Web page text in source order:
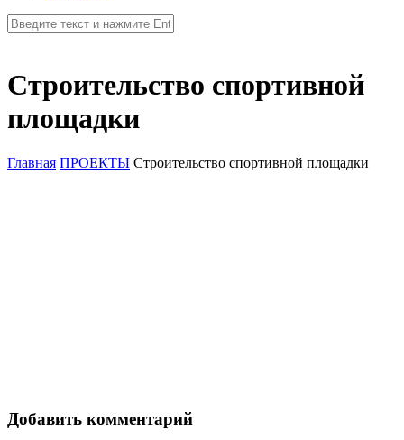
Строительство спортивной
площадки
Главная ПРОЕКТЫ Строительство спортивной площадки
Добавить комментарий